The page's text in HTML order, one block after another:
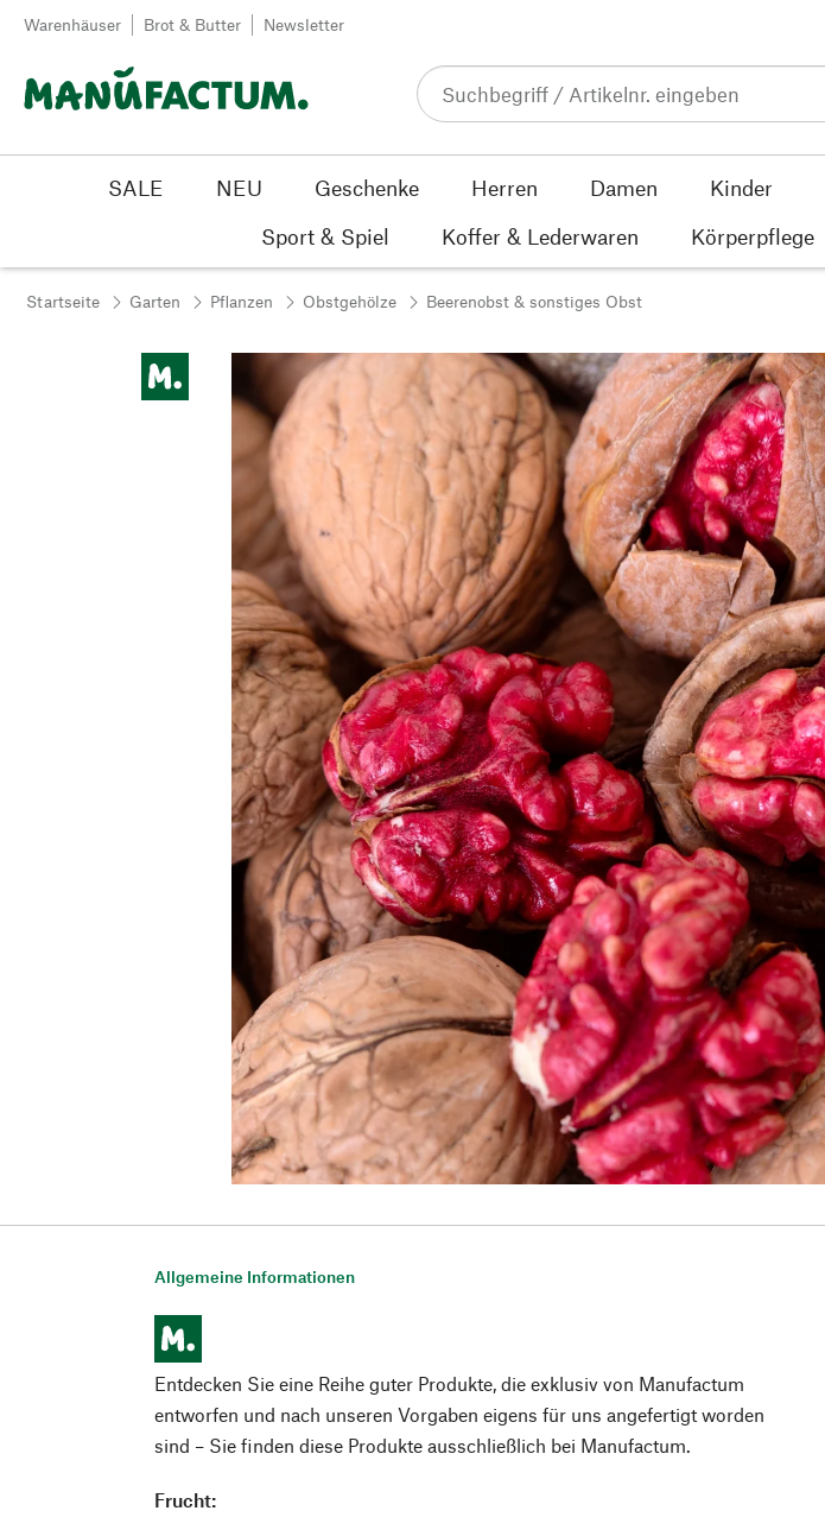
Zum Inhalt springen
Warenhäuser Brot & Butter Newsletter
SALE NEU Geschenke Herren Damen Kinder
Sport & Spiel
Koffer & Lederwaren Körperpflege
Startseite Garten Pflanzen Obstgehölze Beerenobst & sonstiges Obst
Allgemeine Informationen
Entdecken Sie eine Reihe guter Produkte, die exklusiv von Manufactum
entworfen und nach unseren Vorgaben eigens für uns angefertigt worden
sind – Sie finden diese Produkte ausschließlich bei Manufactum.
Frucht: